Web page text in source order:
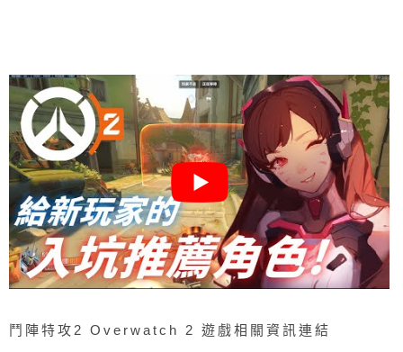
鬥陣特攻2 Overwatch 2 遊戲相關資訊連結